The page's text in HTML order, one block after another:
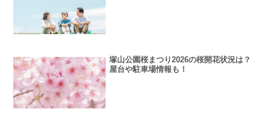
塚山公園桜まつり2026の桜開花状況は？
屋台や駐車場情報も！